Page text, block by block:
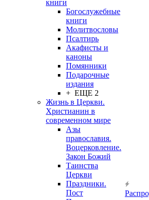
книги
Богослужебные
книги
Молитвословы
Псалтирь
Акафисты и
каноны
Помянники
Подарочные
издания
+ ЕЩЕ 2
Жизнь в Церкви.
Христианин в
современном мире
Азы
православия.
Воцерковление.
Закон Божий
Таинства
Церкви
Праздники.
Пост